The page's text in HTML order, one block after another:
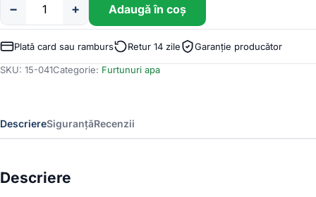
Cantitate
Furtun
pentru
Cellfast
straturi,
1
,
30m,
− + Adaugă în coș
Plată card sau ramburs Retur 14 zile Garanție producător
SKU: 15-041Categorie: Furtunuri apa
DescriereSiguranțăRecenzii
Descriere